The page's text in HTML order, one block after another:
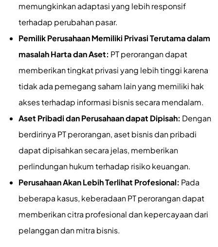
memungkinkan adaptasi yang lebih responsif
terhadap perubahan pasar.
Pemilik Perusahaan Memiliki Privasi Terutama dalam
masalah Harta dan Aset: PT perorangan dapat
memberikan tingkat privasi yang lebih tinggi karena
tidak ada pemegang saham lain yang memiliki hak
akses terhadap informasi bisnis secara mendalam.
Aset Pribadi dan Perusahaan dapat Dipisah: Dengan
berdirinya PT perorangan, aset bisnis dan pribadi
dapat dipisahkan secara jelas, memberikan
perlindungan hukum terhadap risiko keuangan.
Perusahaan Akan Lebih Terlihat Profesional: Pada
beberapa kasus, keberadaan PT perorangan dapat
memberikan citra profesional dan kepercayaan dari
pelanggan dan mitra bisnis.